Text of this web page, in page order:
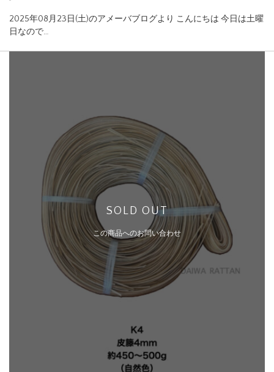
2025年08月23日(土)のアメーバブログより こんにちは 今日は土曜
日なので…
SOLD OUT
この商品へのお問い合わせ